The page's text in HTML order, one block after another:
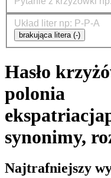
brakująca litera (-)
Hasło
polonia
ekspatriacja
synonimy,
Najtrafniejszy